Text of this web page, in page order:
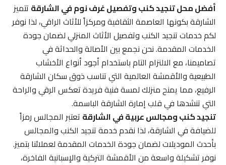
أفضل محل تنجيد كنب وتفصيل غرف نوم في الشارقةتتميز
الشارقة بكونها العاصمة الثقافية ومركزاً للأثاث الراقي، لذا نوفر
لكم خدمات تنجيد الكنب وتفصيل الأثاث المنزلي لضمان جودة
الخدمات المقدمة. نحن نجمع بين الأصالة والحداثة في
تصاميمنا، مع الالتزام التام باستخدام أجود أنواع الأخشاب
الطبيعية والأقمشة العالمية التي تناسب ذوق سكان الشارقة
الرفيع، مما يمنح منزلك لمسة فنية فريدة تعكس الرقي والراحة
التي تنشدها في قلب إمارة الشارقة الباسمة.
تنجيد كنب ومجالس عربية في الشارقةتعتبر المجالس رمزاً
للضيافة في الشارقة، لذا نقدم خدمة تنجيد الكنب والمجالس
بأحدث الموديلات لضمان جودة الخدمات المقدمة لعملائنا بتميز.
نوفر تشكيلة واسعة من الأقمشة التركية والإسبانية الفاخرة،